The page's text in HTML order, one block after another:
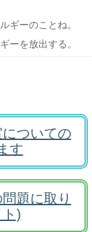
ギーのことね。
ーを放出する。
ついての
す
題に取り
)